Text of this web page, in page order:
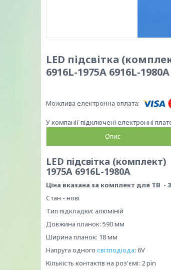
LED підсвітка
6916L-1975A 6916L-1980A
У компанії підключені електронні
Опис
LED підсвітка
1975A 6916L-1980A
Ціна вказана за комплект для ТВ -
Стан - нові
Тип підкладки: алюміній
Довжина планок: 590 мм
Ширина планок: 18 мм
Напруга одного світлодіода: 6V
Кількість контактів на роз'ємі: 2 pin